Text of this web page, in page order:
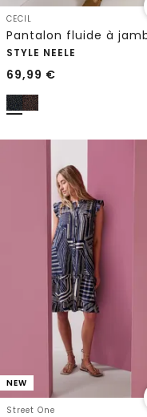
CECIL
STYLE NEELE
69,99 €
NEW
Street One